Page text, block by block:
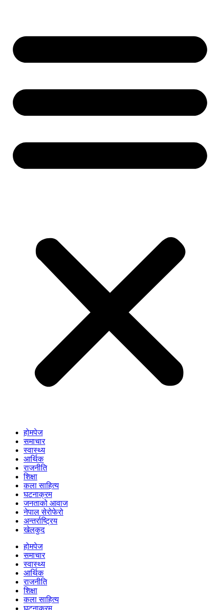
होमपेज
समाचार
स्वास्थ्य
आर्थिक
राजनीति
शिक्षा
कला साहित्य
घटनाक्रम
जनताको आवाज
नेपाल सेरोफेरो
अन्तर्राष्ट्रिय
खेलकुद
होमपेज
समाचार
स्वास्थ्य
आर्थिक
राजनीति
शिक्षा
कला साहित्य
घटनाक्रम